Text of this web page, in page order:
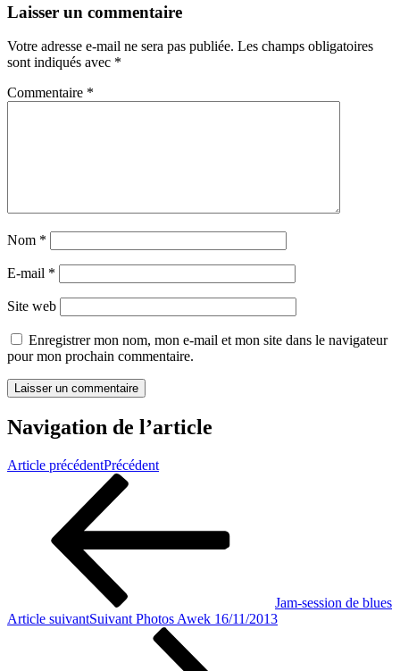
Laisser un commentaire
Votre adresse e-mail ne sera pas publiée. Les champs obligatoires
sont indiqués avec *
Commentaire *
Nom *
E-mail *
Site web
Enregistrer mon nom, mon e-mail et mon site dans le navigateur
pour mon prochain commentaire.
Navigation de l’article
Article précédentPrécédent
Jam-session de blues
Article suivantSuivant Photos Awek 16/11/2013